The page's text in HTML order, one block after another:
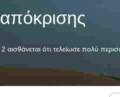
αισθάνεται ότι τελείωσε πολύ